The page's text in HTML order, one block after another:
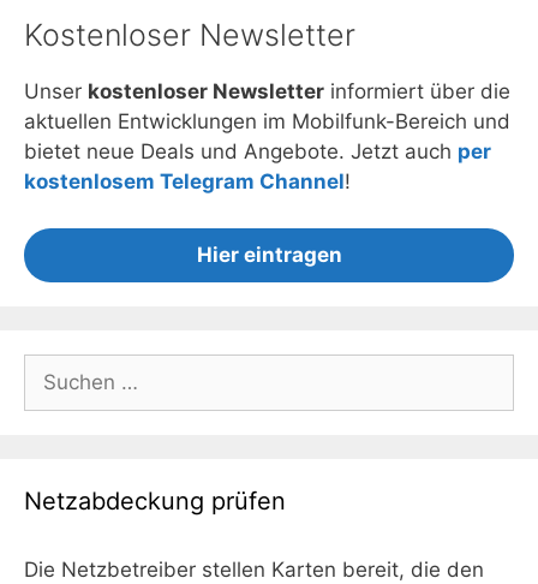
Kostenloser Newsletter
Unser kostenloser Newsletter informiert über die
aktuellen Entwicklungen im Mobilfunk-Bereich und
bietet neue Deals und Angebote. Jetzt auch per
kostenlosem Telegram Channel!
Hier eintragen
nach:
Netzabdeckung prüfen
Die Netzbetreiber stellen Karten bereit, die den